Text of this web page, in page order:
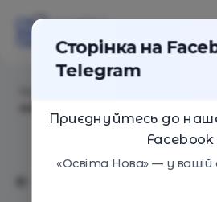
Сторінка на
Telegram
Приєднуйтесь до
Facebook
«Освіта Нова» — у вашій